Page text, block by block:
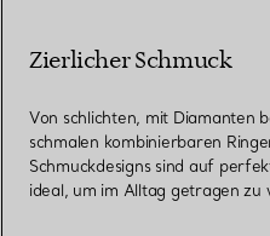
Zierlicher Schmuck
Von schlichten, mit Diamanten
schmalen kombinierbaren
Schmuckdesigns sind auf
ideal, um im Alltag getragen zu